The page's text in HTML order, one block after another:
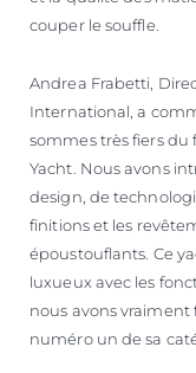
couper le souffle.
Andrea Frabetti,
International, a
sommes très fiers
Yacht. Nous avons
design, de
finitions et les
époustouflants. Ce
luxueux avec les
nous avons vraiment
numéro un de sa